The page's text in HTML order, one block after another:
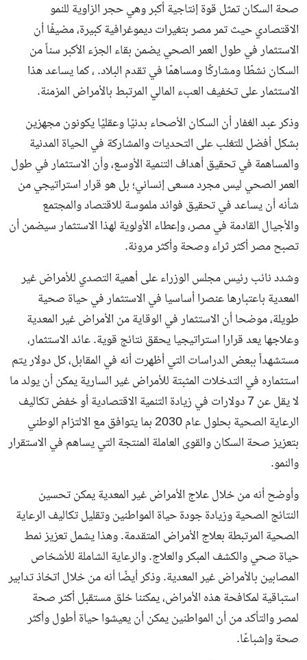
صحة السكان تمثل قوة إنتاجية أكبر وهي حجر الزاوية للنمو
الاقتصادي حيث تمر مصر بتغيرات ديموغرافية كبيرة، مضيفًا أن
الاستثمار في طول العمر الصحي يضمن بقاء الجزء الأكبر سناً من
السكان نشطًا ومشاركًا ومساهمًا في تقدم البلاد. ، كما يساعد هذا
الاستثمار على تخفيف العبء المالي المرتبط بالأمراض المزمنة.
وذكر عبد الغفار أن السكان الأصحاء بدنيًا وعقليًا يكونون مجهزين
بشكل أفضل للتغلب على التحديات والمشاركة في الحياة المدنية
والمساهمة في تحقيق أهداف التنمية الأوسع، وأن الاستثمار في طول
العمر الصحي ليس مجرد مسعى إنساني؛ بل هو قرار استراتيجي من
شأنه أن يساعد في تحقيق فوائد ملموسة للاقتصاد والمجتمع
والأجيال القادمة في مصر، وإعطاء الأولوية لهذا الاستثمار سيضمن أن
تصبح مصر أكثر ثراء وصحة وأكثر مرونة.
وشدد نائب رئيس مجلس الوزراء على أهمية التصدي للأمراض غير
المعدية باعتبارها عنصرا أساسيا في الاستثمار في حياة صحية
طويلة، موضحا أن الاستثمار في الوقاية من الأمراض غير المعدية
وعلاجها يعد قرارا استراتيجيا يحقق نتائج قوية. عائد الاستثمار،
مستشهداً ببعض الدراسات التي أظهرت أنه في المقابل، كل دولار يتم
استثماره في التدخلات المثبتة للأمراض غير السارية يمكن أن يولد ما
لا يقل عن 7 دولارات في زيادة التنمية الاقتصادية أو خفض تكاليف
الرعاية الصحية بحلول عام 2030 بما يتوافق مع الالتزام الوطني
بتعزيز صحة السكان والقوى العاملة المنتجة التي يساهم في الاستقرار
والنمو.
وأوضح أنه من خلال علاج الأمراض غير المعدية يمكن تحسين
النتائج الصحية وزيادة جودة حياة المواطنين وتقليل تكاليف الرعاية
الصحية المرتبطة بعلاج الأمراض المتقدمة. وهذا يشمل تعزيز نمط
حياة صحي والكشف المبكر والعلاج. والرعاية الشاملة للأشخاص
المصابين بالأمراض غير المعدية. وذكر أيضًا أنه من خلال اتخاذ تدابير
استباقية لمكافحة هذه الأمراض، يمكننا خلق مستقبل أكثر صحة
لمصر والتأكد من أن المواطنين يمكن أن يعيشوا حياة أطول وأكثر
صحة وإشباعًا.